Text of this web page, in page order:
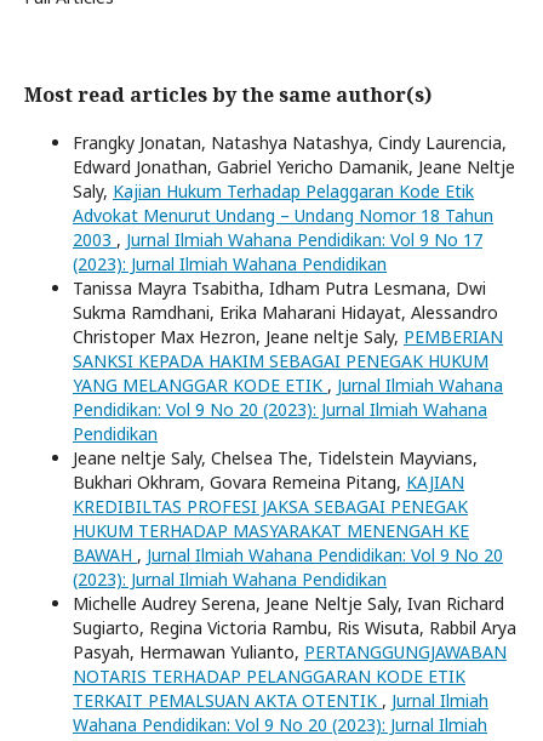
Most read articles by the same author(s)
Frangky Jonatan, Natashya Natashya, Cindy Laurencia,
Edward Jonathan, Gabriel Yericho Damanik, Jeane Neltje
Saly, Kajian Hukum Terhadap Pelaggaran Kode Etik
Advokat Menurut Undang – Undang Nomor 18 Tahun
2003 , Jurnal Ilmiah Wahana Pendidikan: Vol 9 No 17
(2023): Jurnal Ilmiah Wahana Pendidikan
Tanissa Mayra Tsabitha, Idham Putra Lesmana, Dwi
Sukma Ramdhani, Erika Maharani Hidayat, Alessandro
Christoper Max Hezron, Jeane neltje Saly, PEMBERIAN
SANKSI KEPADA HAKIM SEBAGAI PENEGAK HUKUM
YANG MELANGGAR KODE ETIK , Jurnal Ilmiah Wahana
Pendidikan: Vol 9 No 20 (2023): Jurnal Ilmiah Wahana
Pendidikan
Jeane neltje Saly, Chelsea The, Tidelstein Mayvians,
Bukhari Okhram, Govara Remeina Pitang, KAJIAN
KREDIBILTAS PROFESI JAKSA SEBAGAI PENEGAK
HUKUM TERHADAP MASYARAKAT MENENGAH KE
BAWAH , Jurnal Ilmiah Wahana Pendidikan: Vol 9 No 20
(2023): Jurnal Ilmiah Wahana Pendidikan
Michelle Audrey Serena, Jeane Neltje Saly, Ivan Richard
Sugiarto, Regina Victoria Rambu, Ris Wisuta, Rabbil Arya
Pasyah, Hermawan Yulianto, PERTANGGUNGJAWABAN
NOTARIS TERHADAP PELANGGARAN KODE ETIK
TERKAIT PEMALSUAN AKTA OTENTIK , Jurnal Ilmiah
Wahana Pendidikan: Vol 9 No 20 (2023): Jurnal Ilmiah